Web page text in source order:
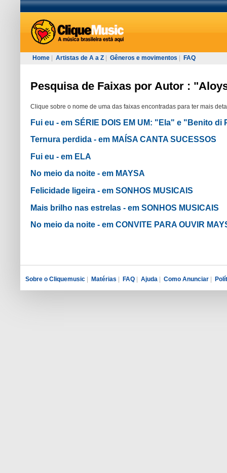
Home Artistas de A a Z Gêneros e movimentos FAQ
Pesquisa de Faixas por Autor :
Clique sobre o nome de uma das faixas encontradas para ter mais
Fui eu - em SÉRIE DOIS EM UM: "Ela" e "Benito di
Ternura perdida - em MAÍSA CANTA SUCESSOS
Fui eu - em ELA
No meio da noite - em MAYSA
Felicidade ligeira - em SONHOS MUSICAIS
Mais brilho nas estrelas - em SONHOS MUSICAIS
No meio da noite - em CONVITE PARA OUVIR
Sobre o Cliquemusic Matérias FAQ Ajuda Como Anunciar